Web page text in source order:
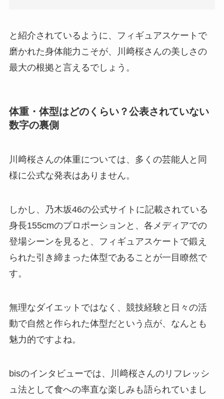
と紹介されているように、フィギュアスケートで
磨かれた身体能力こそが、川﨑桜さんの美しさの
最大の根拠と言えるでしょう。
体重・体型はどのくらい？公表されていない
数字の裏側
川﨑桜さんの体重については、多くの芸能人と同
様に公式な発表はありません。
しかし、乃木坂46の公式サイトに記載されている
身長155cmのプロポーションと、各メディアでの
登場シーンを見ると、フィギュアスケートで鍛え
られた引き締まった体型であることが一目瞭然で
す。
無理なダイエットではなく、競技経験と日々の活
動で自然と作られた体型だという点が、なんとも
魅力的ですよね。
bisのインタビューでは、川﨑桜さんのリフレッシ
ュ法として食への率直な楽しみも語られていまし